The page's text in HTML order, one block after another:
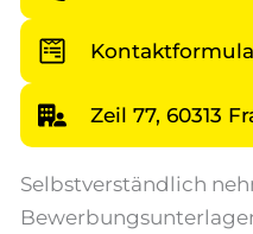
Zeil 77, 60313
Selbstverständlich